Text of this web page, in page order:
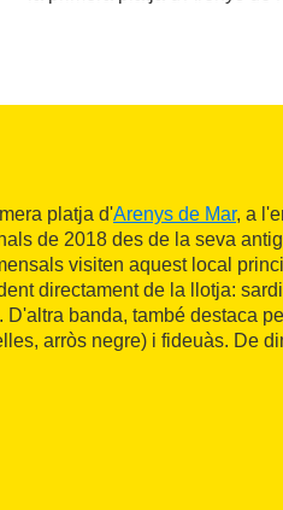
platja d'Arenys de Mar, a
de 2018 des de la seva
visiten aquest local
directament de la llotja:
banda, també destaca
arròs negre) i fideuàs. De